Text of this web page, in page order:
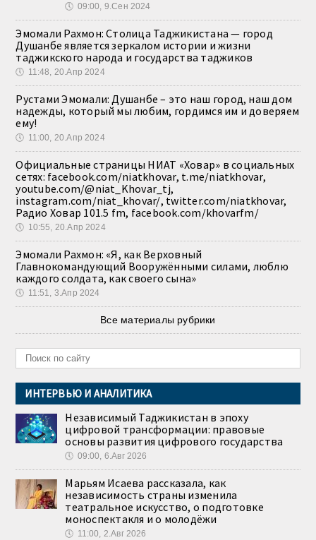
🕔 09:00, 9.Сен 2024
Эмомали Рахмон: Столица Таджикистана — город
Душанбе является зеркалом истории и жизни
таджикского народа и государства таджиков
🕔 11:48, 20.Апр 2024
Рустами Эмомали: Душанбе – это наш город, наш дом
надежды, который мы любим, гордимся им и доверяем
ему!
🕔 11:00, 20.Апр 2024
Официальные страницы НИАТ «Ховар» в социальных
сетях: facebook.com/niatkhovar, t.me/niatkhovar,
youtube.com/@niat_Khovar_tj,
instagram.com/niat_khovar/, twitter.com/niatkhovar,
Радио Ховар 101.5 fm, facebook.com/khovarfm/
🕔 10:55, 20.Апр 2024
Эмомали Рахмон: «Я, как Верховный
Главнокомандующий Вооружёнными силами, люблю
каждого солдата, как своего сына»
🕔 11:51, 3.Апр 2024
Все материалы рубрики
ИНТЕРВЬЮ И АНАЛИТИКА
Независимый Таджикистан в эпоху
цифровой трансформации: правовые
основы развития цифрового государства
🕔 09:00, 6.Авг 2026
Марьям Исаева рассказала, как
независимость страны изменила
театральное искусство, о подготовке
моноспектакля и о молодёжи
🕔 11:00, 2.Авг 2026